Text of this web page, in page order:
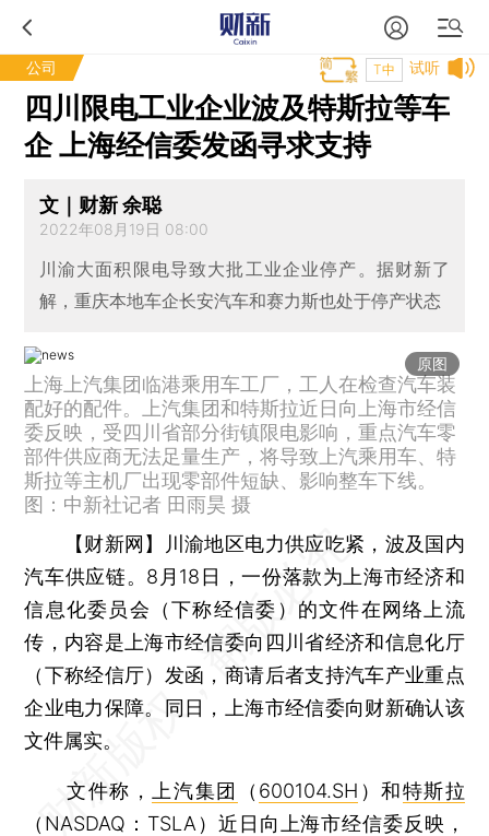
公司 试听
T中
四川限电工业企业波及特斯拉等车
企 上海经信委发函寻求支持
文｜财新 余聪
2022年08月19日 08:00
川渝大面积限电导致大批工业企业停产。据财新了
解，重庆本地车企长安汽车和赛力斯也处于停产状态
原图
上海上汽集团临港乘用车工厂，工人在检查汽车装
配好的配件。上汽集团和特斯拉近日向上海市经信
委反映，受四川省部分街镇限电影响，重点汽车零
部件供应商无法足量生产，将导致上汽乘用车、特
斯拉等主机厂出现零部件短缺、影响整车下线。
图：中新社记者 田雨昊 摄
【财新网】
川渝地区电力供应吃紧，波及国内
汽车供应链。8月18日，一份落款为上海市经济和
信息化委员会（下称经信委）的文件在网络上流
传，内容是上海市经信委向四川省经济和信息化厅
（下称经信厅）发函，商请后者支持汽车产业重点
企业电力保障。同日，上海市经信委向财新确认该
文件属实。
文件称， 上汽集团 （ 600104.SH ）和特斯拉
（NASDAQ：TSLA）近日向上海市经信委反映，